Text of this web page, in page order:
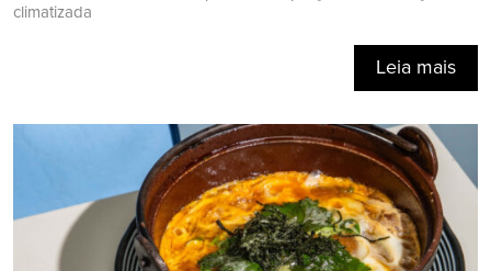
climatizada
Leia mais